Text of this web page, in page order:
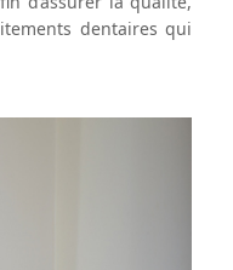
dentaires qui